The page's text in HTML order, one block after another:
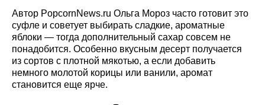
Автор PopcornNews.ru Ольга Мороз часто готовит это
суфле и советует выбирать сладкие, ароматные
яблоки — тогда дополнительный сахар совсем не
понадобится. Особенно вкусным десерт получается
из сортов с плотной мякотью, а если добавить
немного молотой корицы или ванили, аромат
становится еще ярче.